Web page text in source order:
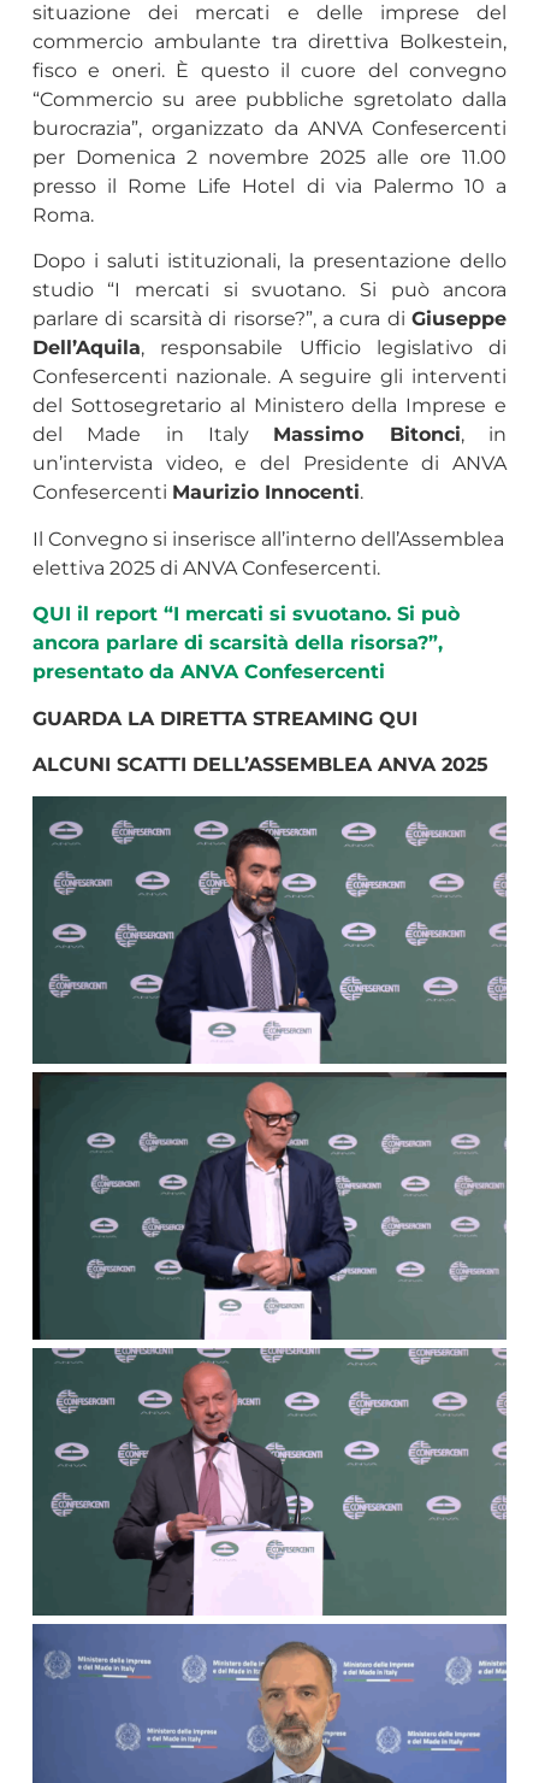
situazione dei mercati e delle imprese del
commercio ambulante tra direttiva Bolkestein,
fisco e oneri. È questo il cuore del convegno
“Commercio su aree pubbliche sgretolato dalla
burocrazia”, organizzato da ANVA Confesercenti
per Domenica 2 novembre 2025 alle ore 11.00
presso il Rome Life Hotel di via Palermo 10 a
Roma.
Dopo i saluti istituzionali, la presentazione dello
studio “I mercati si svuotano. Si può ancora
parlare di scarsità di risorse?”, a cura diGiuseppe
Dell’Aquila, responsabile Ufficio legislativo di
Confesercenti nazionale. A seguire gli interventi
del Sottosegretario al Ministero della Imprese e
del Made in Italy Massimo Bitonci, in
un’intervista video, e del Presidente di ANVA
Confesercenti Maurizio Innocenti.
Il Convegno si inserisce all’interno dell’Assemblea
elettiva 2025 di ANVA Confesercenti.
QUI il report “I mercati si svuotano. Si può
ancora parlare di scarsità della risorsa?”,
presentato da ANVA Confesercenti
GUARDA LA DIRETTA STREAMING QUI
ALCUNI SCATTI DELL’ASSEMBLEA ANVA 2025